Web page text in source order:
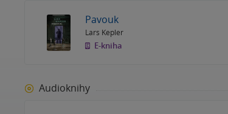
Pavouk
Lars Kepler
E-kniha
Audioknihy